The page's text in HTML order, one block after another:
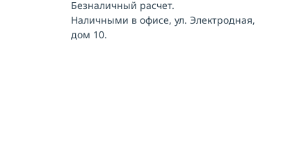
Безналичный расчет.
Наличными в офисе, ул. Электродная,
дом 10.